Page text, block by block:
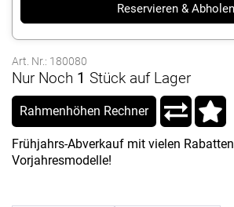
Reservieren & Abholen
Art. Nr.: 180080
Nur Noch 1 Stück auf Lager
Rahmenhöhen Rechner
Frühjahrs-Abverkauf mit vielen
Vorjahresmodelle!